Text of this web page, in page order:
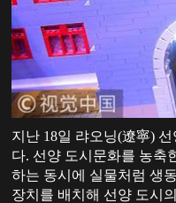
지난 18일 랴오닝(遼寧)
다. 선양 도시문화를 농축
하는 동시에 실물처럼 생
장치를 배치해 선양 도시